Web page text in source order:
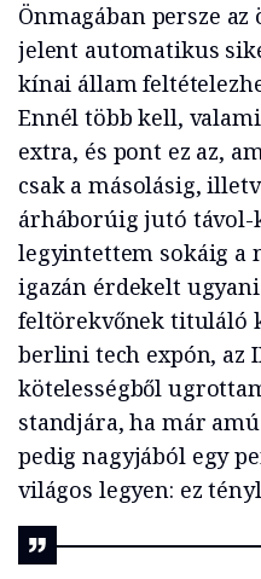
Önmagában persze
jelent automatikus
kínai állam
Ennél több kell,
extra, és pont ez az,
csak a másolásig,
árháborúig jutó
legyintettem sokáig a
igazán érdekelt
feltörekvőnek tituláló
berlini tech expón, az
kötelességből
standjára, ha már
pedig nagyjából egy
világos legyen: ez